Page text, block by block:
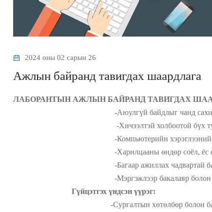
2024 оны 02 сарын 26
Ажлын байранд тавигдах шаардлага
ЛАБОРАНТЫН АЖЛЫН БАЙРАНД ТАВИГДАХ
-Аюулгүй байдлыг чанд
-Хичээлтэй холбоотой бүх туршилт
-Компьютерийн хэрэглээний
-Харилцааны өндөр соёл, ёс
-Багаар ажиллах чадвартай
-Мэргэжлээр бакалавр болон түүнээс
Гүйцэтгэх үндсэн үүрэг:
-Сургалтын хөтөлбөр болон